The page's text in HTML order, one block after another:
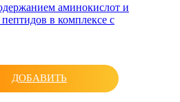
аминокислот и
в комплексе с
ДОБАВИТЬ